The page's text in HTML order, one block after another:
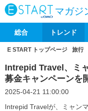
マガジ
総合 トレンド
E START トップページ 旅行
Intrepid Travel、ミ
募金キャンペーンを
2025-04-21 11:00:00
Intrepid Travelが、ミャン